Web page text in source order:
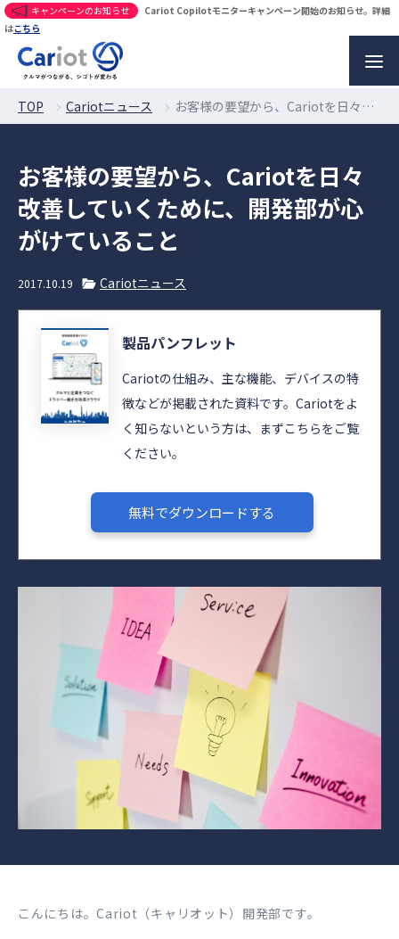
キャンペーンのお知らせ
Cariot Copilotモニターキャンペーン開始のお知らせ。詳細
はこちら
TOP Cariotニュース お客様の要望から、Cariotを日々改善していくために、開発部が心がけていること
お客様の要望から、Cariotを日々
改善していくために、開発部が心
がけていること
2017.10.19 Cariotニュース
製品パンフレット
Cariotの仕組み、主な機能、デバイスの特
徴などが掲載された資料です。Cariotをよ
く知らないという方は、まずこちらをご覧
ください。
無料でダウンロードする
こんにちは。Cariot（キャリオット） 開発部です。